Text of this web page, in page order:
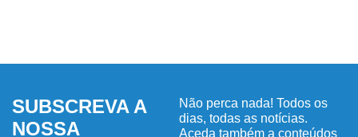
SUBSCREVA A
NOSSA
Não perca nada! Todos os
dias, todas as notícias.
Aceda também a conteúdos